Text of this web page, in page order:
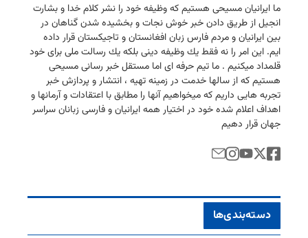
ما ایرانیان مسیحی هستیم كه وظیفه خود را نشر كلام خدا و بشارت
انجیل از طریق دادن خبر خوش نجات و بخشیده شدن گناهان در
بین ایرانیان و مردم فارس زبان افغانستان و تاجیكستان قرار داده
ایم. این امر را نه فقط یك وظیفه دینی بلكه یك رسالت ملی برای خود
قلمداد میكنیم . ما تیم حرفه ای اما مستقل خبر رسانی مسیحی
هستیم كه از سالها خدمت در زمینه تهیه ، انتشار و پردازش خبر
تجربه هایی داریم كه میخواهیم آنها را مطابق با اعتقادات و آرمانها و
اهداف اعلام شده خود در اختیار همه ایرانیان و فارسی زبانان سراسر
جهان قرار دهیم
دسته‌بندی‌ها